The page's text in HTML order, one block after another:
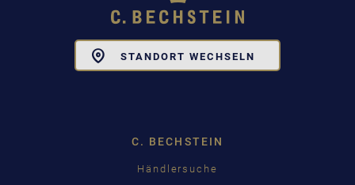
STANDORT WECHSELN
C. BECHSTEIN
Händlersuche